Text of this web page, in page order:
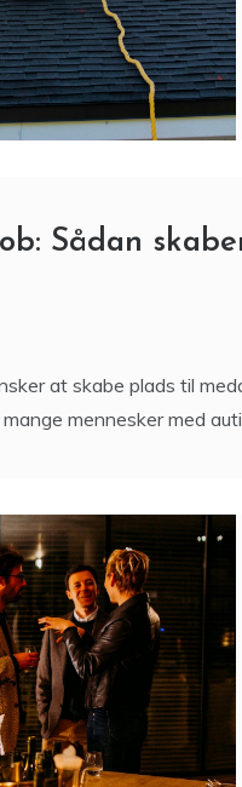
Sådan
at skabe plads til
mennesker med